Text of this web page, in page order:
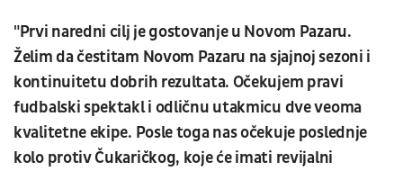
"Prvi naredni cilj je gostovanje u Novom Pazaru.
Želim da čestitam Novom Pazaru na sjajnoj sezoni i
kontinuitetu dobrih rezultata. Očekujem pravi
fudbalski spektakl i odličnu utakmicu dve veoma
kvalitetne ekipe. Posle toga nas očekuje poslednje
kolo protiv Čukaričkog, koje će imati revijalni